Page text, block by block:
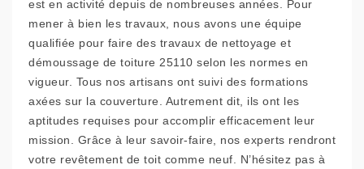
est en activité depuis de nombreuses années. Pour
mener à bien les travaux, nous avons une équipe
qualifiée pour faire des travaux de nettoyage et
démoussage de toiture 25110 selon les normes en
vigueur. Tous nos artisans ont suivi des formations
axées sur la couverture. Autrement dit, ils ont les
aptitudes requises pour accomplir efficacement leur
mission. Grâce à leur savoir-faire, nos experts rendront
votre revêtement de toit comme neuf. N’hésitez pas à